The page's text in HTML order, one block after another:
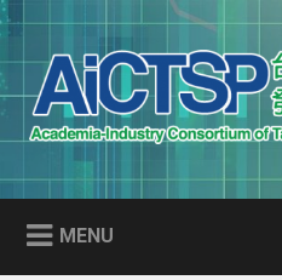
Skip
to
content
Search
AICTSP 台灣
產學
Academia-Industry
in
MENU